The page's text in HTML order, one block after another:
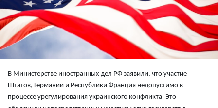
В Министерстве иностранных дел РФ заявили, что участие
Штатов, Германии и Республики Франция недопустимо в
процессе урегулирования украинского конфликта. Это